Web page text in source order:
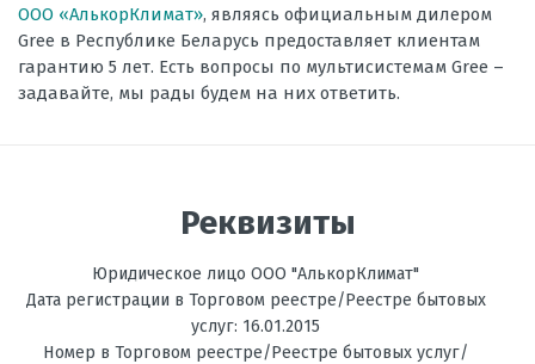
ООО «АлькорКлимат», являясь официальным дилером
Gree в Республике Беларусь предоставляет клиентам
гарантию 5 лет. Есть вопросы по мультисистемам Gree –
задавайте, мы рады будем на них ответить.
Реквизиты
Юридическое лицо ООО "АлькорКлимат"
Дата регистрации в Торговом реестре/Реестре бытовых
услуг: 16.01.2015
Номер в Торговом реестре/Реестре бытовых услуг/